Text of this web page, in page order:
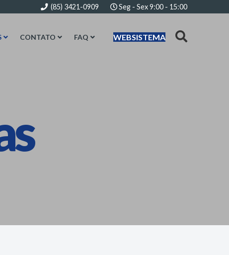
(85) 3421-0909 Seg - Sex 9:00 - 15:00
WEBSISTEMA
CONTATO FAQ